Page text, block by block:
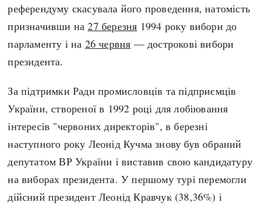
референдуму скасувала його проведення, натомість
призначивши на27 березня 1994 року вибори до
парламенту і на 26 червня — дострокові вибори
президента.
За підтримки Ради промисловців та підприємців
України, створеної в 1992 році для лобіювання
інтересів "червоних директорів", в березні
наступного року Леонід Кучма знову був обраний
депутатом ВР України і виставив свою кандидатуру
на виборах президента. У першому турі перемогли
дійсний президент Леонід Кравчук (38,36%) і